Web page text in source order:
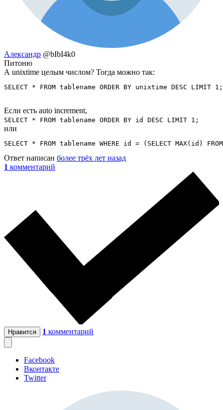
Александр @bIbI4k0
Питоню
А unixtime целым числом? Тогда можно так:
SELECT * FROM tablename ORDER BY unixtime DESC LIMIT 1;
Если есть auto increment,
SELECT * FROM tablename ORDER BY id DESC LIMIT 1;
или
SELECT * FROM tablename WHERE id = (SELECT MAX(id)
Ответ написан более трёх лет назад
1 комментарий
Нравится 1 комментарий
Facebook
Вконтакте
Twitter